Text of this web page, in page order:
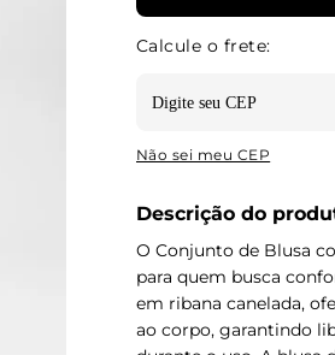
Não sei meu CEP
Descrição do
O Conjunto de Blusa
para quem busca
em ribana canelada,
ao corpo, garantindo